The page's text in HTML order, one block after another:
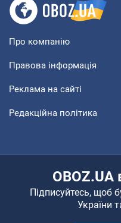
Про компанію
Правова інформація
Реклама на сайті
Редакційна політика
OBOZ.UA
Підписуйтесь, щоб
України